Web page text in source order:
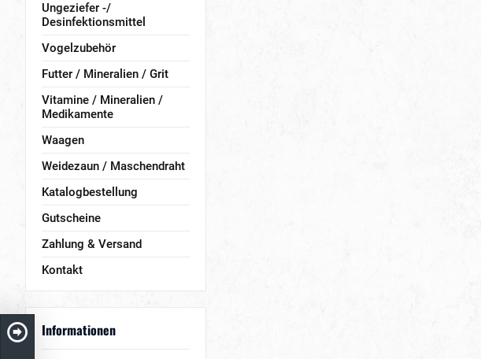
Ungeziefer -/
Desinfektionsmittel
Vogelzubehör
Futter / Mineralien / Grit
Vitamine / Mineralien /
Medikamente
Waagen
Weidezaun / Maschendraht
Katalogbestellung
Gutscheine
Zahlung & Versand
Kontakt
Informationen